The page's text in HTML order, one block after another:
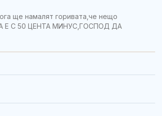
ще намалят горивата,че нещо
Е С 50 ЦЕНТА МИНУС,ГОСПОД ДА